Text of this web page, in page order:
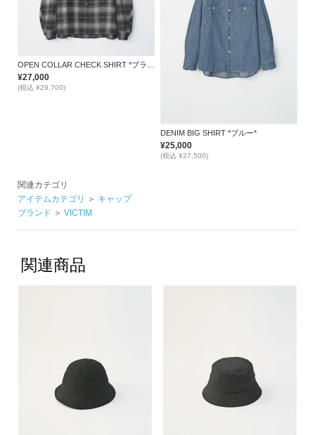
¥27,000
(税込 ¥29,700)
DENIM BIG SHIRT *ブルー*
¥25,000
(税込 ¥27,500)
関連カテゴリ
アイテムカテゴリ
＞ キャップ
ブランド ＞ VICTIM
関連商品